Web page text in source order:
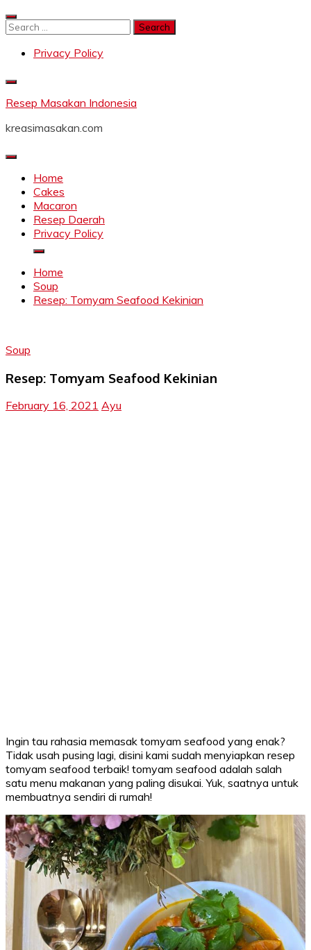
Skip
to
Search
Privacy Policy
Resep Masakan Indonesia
kreasimasakan.com
Home
Cakes
Macaron
Resep Daerah
Privacy Policy
Home
Soup
Resep: Tomyam Seafood Kekinian
Soup
Resep: Tomyam Seafood Kekinian
February 16, 2021 Ayu
Ingin tau rahasia memasak tomyam seafood yang enak?
Tidak usah pusing lagi, disini kami sudah menyiapkan resep
tomyam seafood terbaik! tomyam seafood adalah salah
satu menu makanan yang paling disukai. Yuk, saatnya untuk
membuatnya sendiri di rumah!